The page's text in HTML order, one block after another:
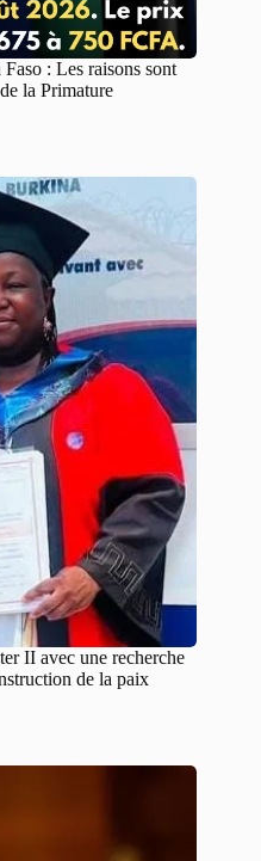
: Les raisons sont
la Primature
II avec une recherche
de la paix